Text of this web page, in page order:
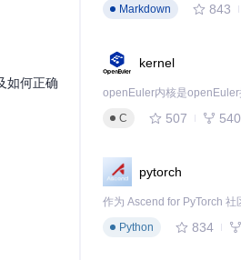
如何正确
Markdown
843
kernel
C
507 540
pytorch
Python
834